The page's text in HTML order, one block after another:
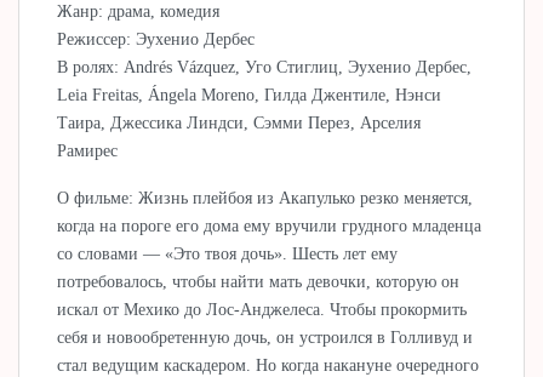
Жанр: драма, комедия
Режиссер: Эухенио Дербес
В ролях: Andrés Vázquez, Уго Стиглиц, Эухенио Дербес,
Leia Freitas, Ángela Moreno, Гилда Джентиле, Нэнси
Таира, Джессика Линдси, Сэмми Перез, Арселия
Рамирес
О фильме: Жизнь плейбоя из Акапулько резко меняется,
когда на пороге его дома ему вручили грудного младенца
со словами — «Это твоя дочь». Шесть лет ему
потребовалось, чтобы найти мать девочки, которую он
искал от Мехико до Лос-Анджелеса. Чтобы прокормить
себя и новообретенную дочь, он устроился в Голливуд и
стал ведущим каскадером. Но когда накануне очередного